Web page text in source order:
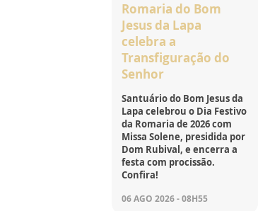
Romaria do Bom
Jesus da Lapa
celebra a
Transfiguração do
Senhor
Santuário do Bom Jesus da
Lapa celebrou o Dia Festivo
da Romaria de 2026 com
Missa Solene, presidida por
Dom Rubival, e encerra a
festa com procissão.
Confira!
06 AGO 2026 - 08H55